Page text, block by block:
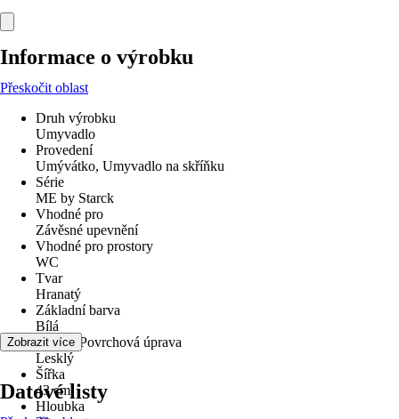
Informace o výrobku
Přeskočit oblast
Druh výrobku
Umyvadlo
Provedení
Umývátko, Umyvadlo na skříňku
Série
ME by Starck
Vhodné pro
Závěsné upevnění
Vhodné pro prostory
WC
Tvar
Hranatý
Základní barva
Bílá
Povrch/Povrchová úprava
Lesklý
Šířka
43 cm
Hloubka
Zobrazit více
Datové listy